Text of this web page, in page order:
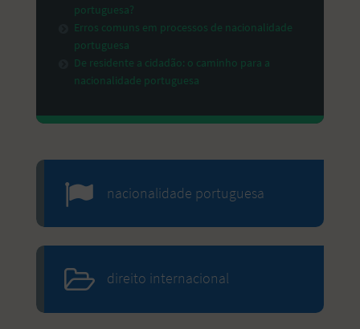
portuguesa?
Erros comuns em processos de nacionalidade
portuguesa
De residente a cidadão: o caminho para a
nacionalidade portuguesa
nacionalidade portuguesa
direito internacional